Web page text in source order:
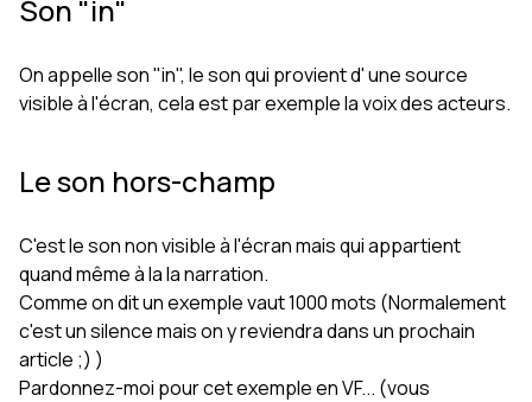
Son "in"
On appelle son "in", le son qui provient d' une source
visible à l'écran, cela est par exemple la voix des acteurs.
Le son hors-champ
C'est le son non visible à l'écran mais qui appartient
quand même à la la narration.
Comme on dit un exemple vaut 1000 mots (Normalement
c'est un silence mais on y reviendra dans un prochain
article ;) )
Pardonnez-moi pour cet exemple en VF... (vous